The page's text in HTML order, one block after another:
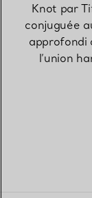
Knot par
conjuguée
approfondi
l’union